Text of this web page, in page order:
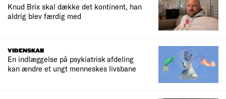
Knud Brix skal dække det kontinent, han
aldrig blev færdig med
VIDENSKAB
En indlæggelse på psykiatrisk afdeling
kan ændre et ungt menneskes livsbane